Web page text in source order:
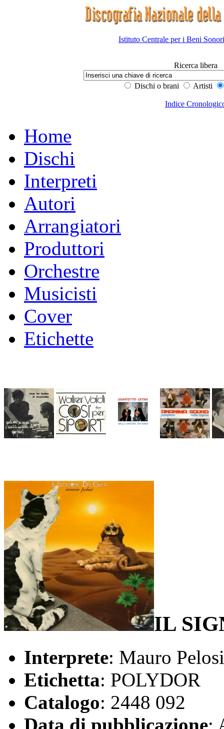
Istituto Centrale per i Beni
Ricerca libera
Dischi o brani Artisti
Indice
Home
Dischi
Interpreti
Autori
Arrangiatori
Produttori
Orchestre
Musicisti
Cover
Etichette
IL
Interprete: Mauro Pelosi
Etichetta: POLYDOR
Catalogo: 2448 092
Data di pubblicazione: